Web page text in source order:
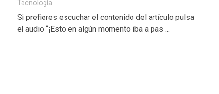
Tecnologí­a
Si prefieres escuchar el contenido del artículo pulsa
el audio “¡Esto en algún momento iba a pas ...